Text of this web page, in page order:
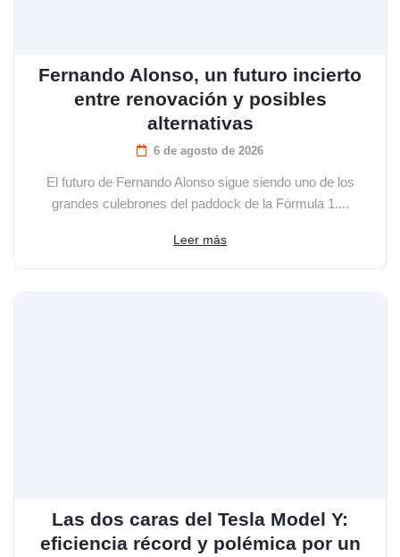
Fernando Alonso, un futuro incierto
entre renovación y posibles
alternativas
6 de agosto de 2026
El futuro de Fernando Alonso sigue siendo uno de los
grandes culebrones del paddock de la Fórmula 1....
Leer más
Las dos caras del Tesla Model Y:
eficiencia récord y polémica por un